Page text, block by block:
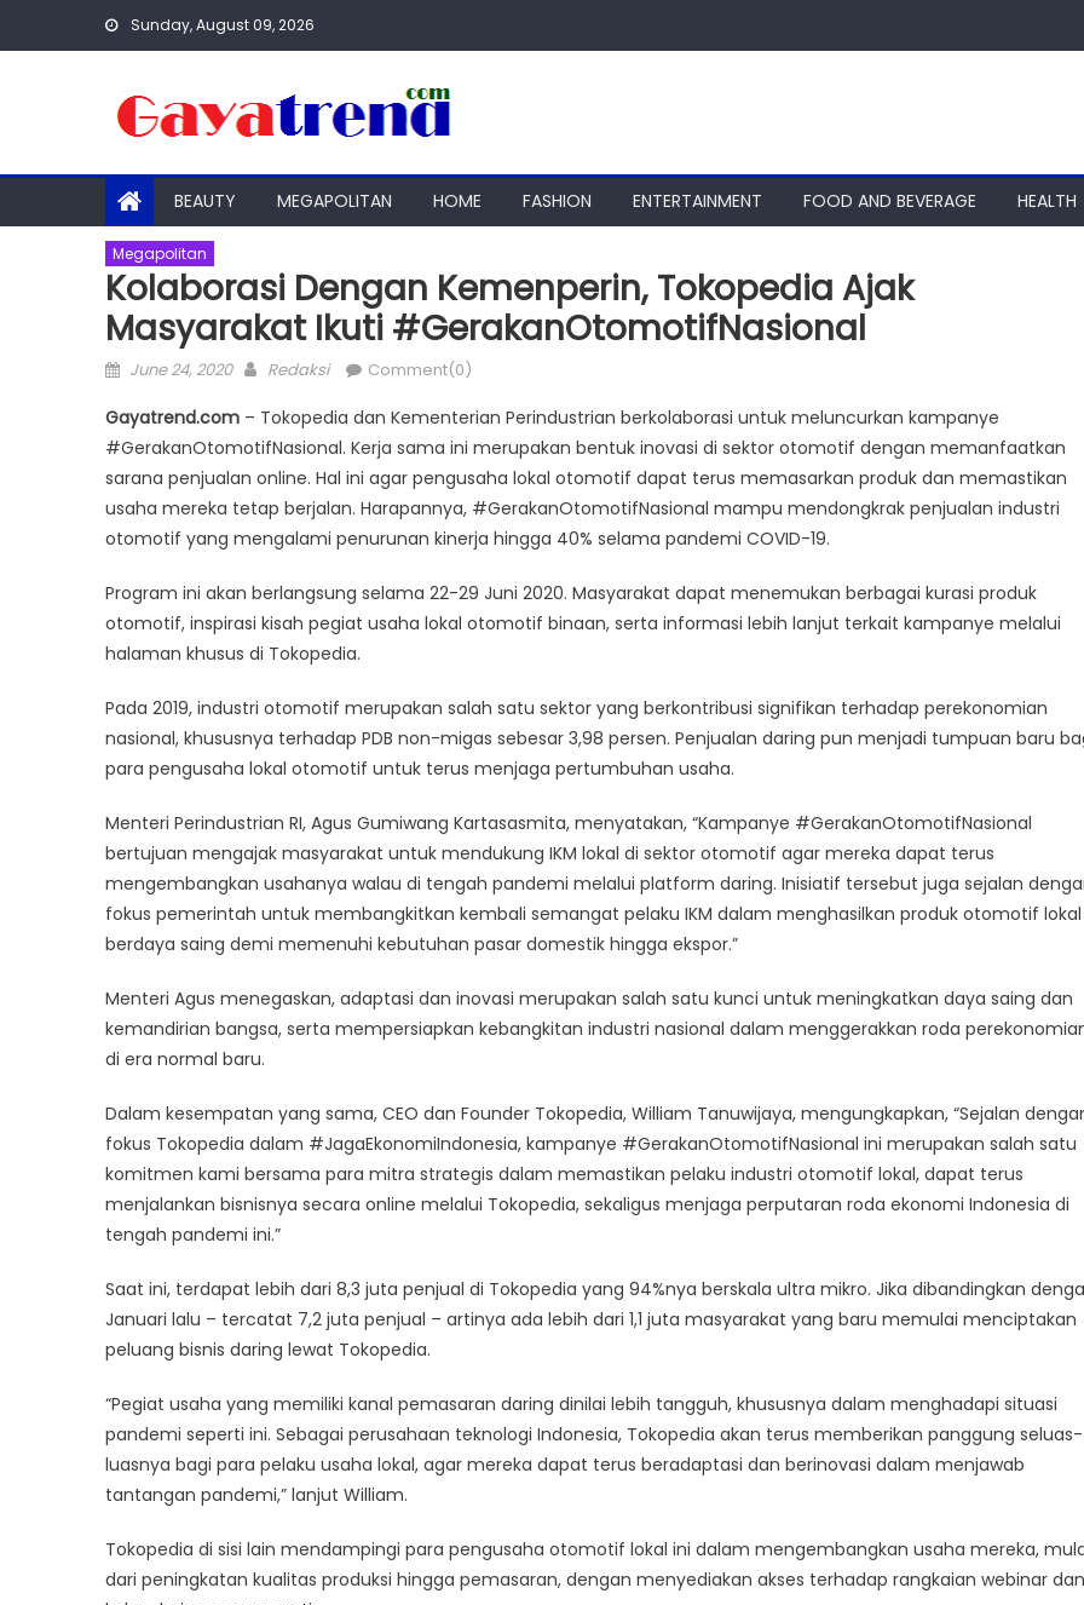
Sunday, August 09, 2026
BEAUTY MEGAPOLITAN HOME FASHION ENTERTAINMENT FOOD AND BEVERAGE HEALTH
Megapolitan
Kolaborasi Dengan Kemenperin, Tokopedia Ajak
Masyarakat Ikuti #GerakanOtomotifNasional
Posted
June 24, 2020 Author
Redaksi Comment(0)
Gayatrend.com – Tokopedia dan Kementerian Perindustrian berkolaborasi untuk meluncurkan kampanye
#GerakanOtomotifNasional. Kerja sama ini merupakan bentuk inovasi di sektor otomotif dengan memanfaatkan
sarana penjualan online. Hal ini agar pengusaha lokal otomotif dapat terus memasarkan produk dan memastikan
usaha mereka tetap berjalan. Harapannya, #GerakanOtomotifNasional mampu mendongkrak penjualan industri
otomotif yang mengalami penurunan kinerja hingga 40% selama pandemi COVID-19.
Program ini akan berlangsung selama 22-29 Juni 2020. Masyarakat dapat menemukan berbagai kurasi produk
otomotif, inspirasi kisah pegiat usaha lokal otomotif binaan, serta informasi lebih lanjut terkait kampanye melalui
halaman khusus di Tokopedia.
Pada 2019, industri otomotif merupakan salah satu sektor yang berkontribusi signifikan terhadap perekonomian
nasional, khususnya terhadap PDB non-migas sebesar 3,98 persen. Penjualan daring pun menjadi tumpuan baru
para pengusaha lokal otomotif untuk terus menjaga pertumbuhan usaha.
Menteri Perindustrian RI, Agus Gumiwang Kartasasmita, menyatakan, “Kampanye #GerakanOtomotifNasional
bertujuan mengajak masyarakat untuk mendukung IKM lokal di sektor otomotif agar mereka dapat terus
mengembangkan usahanya walau di tengah pandemi melalui platform daring. Inisiatif tersebut juga sejalan
fokus pemerintah untuk membangkitkan kembali semangat pelaku IKM dalam menghasilkan produk otomotif lokal
berdaya saing demi memenuhi kebutuhan pasar domestik hingga ekspor.”
Menteri Agus menegaskan, adaptasi dan inovasi merupakan salah satu kunci untuk meningkatkan daya saing dan
kemandirian bangsa, serta mempersiapkan kebangkitan industri nasional dalam menggerakkan roda
di era normal baru.
Dalam kesempatan yang sama, CEO dan Founder Tokopedia, William Tanuwijaya, mengungkapkan, “Sejalan
fokus Tokopedia dalam #JagaEkonomiIndonesia, kampanye #GerakanOtomotifNasional ini merupakan salah satu
komitmen kami bersama para mitra strategis dalam memastikan pelaku industri otomotif lokal, dapat terus
menjalankan bisnisnya secara online melalui Tokopedia, sekaligus menjaga perputaran roda ekonomi Indonesia di
tengah pandemi ini.”
Saat ini, terdapat lebih dari 8,3 juta penjual di Tokopedia yang 94%nya berskala ultra mikro. Jika dibandingkan
Januari lalu – tercatat 7,2 juta penjual – artinya ada lebih dari 1,1 juta masyarakat yang baru memulai menciptakan
peluang bisnis daring lewat Tokopedia.
“Pegiat usaha yang memiliki kanal pemasaran daring dinilai lebih tangguh, khususnya dalam menghadapi situasi
pandemi seperti ini. Sebagai perusahaan teknologi Indonesia, Tokopedia akan terus memberikan panggung seluas-
luasnya bagi para pelaku usaha lokal, agar mereka dapat terus beradaptasi dan berinovasi dalam menjawab
tantangan pandemi,” lanjut William.
Tokopedia di sisi lain mendampingi para pengusaha otomotif lokal ini dalam mengembangkan usaha mereka,
dari peningkatan kualitas produksi hingga pemasaran, dengan menyediakan akses terhadap rangkaian webinar dan